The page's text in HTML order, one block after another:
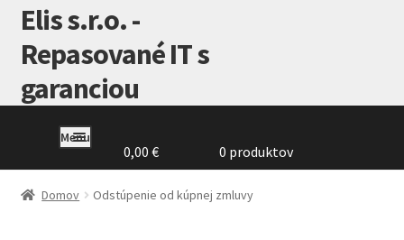
Elis s.r.o. -
Repasované IT s
garanciou
Menu
Domovská
stránka
0,00 € 0 produktov
Domov Odstúpenie od kúpnej zmluvy